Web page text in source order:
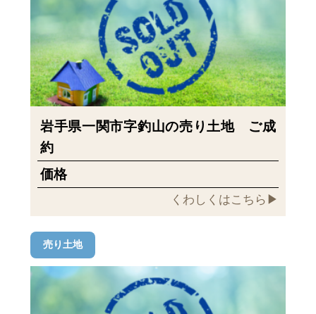
岩手県一関市字釣山の売り土地 ご成
約
価格
くわしくはこちら▶︎
売り土地